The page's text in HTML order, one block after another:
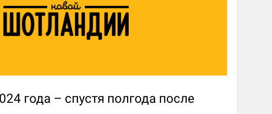
года – спустя полгода после